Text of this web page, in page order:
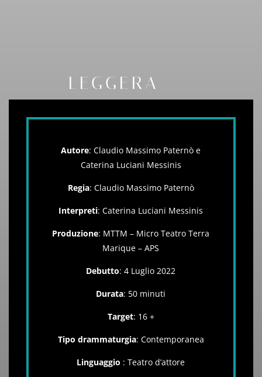
LEGGERA
Autore: Claudio Massimo Paternò e
Caterina Luciani Messinis
Regia: Claudio Massimo Paternò
Interpreti: Caterina Luciani Messinis
Produzione: MTTM – Micro Teatro Terra
Marique – APS
Debutto: 4 Luglio 2022
Durata: 50 minuti
Target: 16 +
Tipo drammaturgia: Contemporanea
Linguaggio : Teatro d’attore